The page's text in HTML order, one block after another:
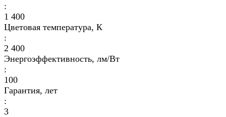
:
1 400
Цветовая температура, К
:
2 400
Энергоэффективность, лм/Вт
:
100
Гарантия, лет
:
3